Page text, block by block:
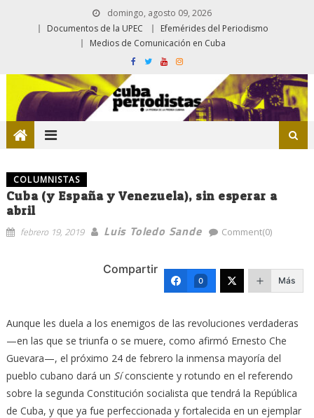
domingo, agosto 09, 2026
Documentos de la UPEC
Efemérides del Periodismo
Medios de Comunicación en Cuba
COLUMNISTAS
Cuba (y España y Venezuela), sin esperar a
abril
febrero 19, 2019 Luis Toledo Sande Comment(0)
Compartir
0 Más
Aunque les duela a los enemigos de las revoluciones verdaderas
—en las que se triunfa o se muere, como afirmó Ernesto Che
Guevara—, el próximo 24 de febrero la inmensa mayoría del
pueblo cubano dará un Síconsciente y rotundo en el referendo
sobre la segunda Constitución socialista que tendrá la República
de Cuba, y que ya fue perfeccionada y fortalecida en un ejemplar